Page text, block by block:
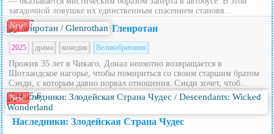
загадочной ловушке их единственным спасением становя...
New! 7 Гленротан
2025 драма комедия Великобритания
Прожив 35 лет в Чикаго, Донал неохотно возвращается в
Шотландское нагорье, чтобы помириться со своим старшим братом
Сэнди, с которым давно порвал отношения. Сэнди хочет, чтоб...
New! 5.6
Наследники: Злодейская Страна Чудес